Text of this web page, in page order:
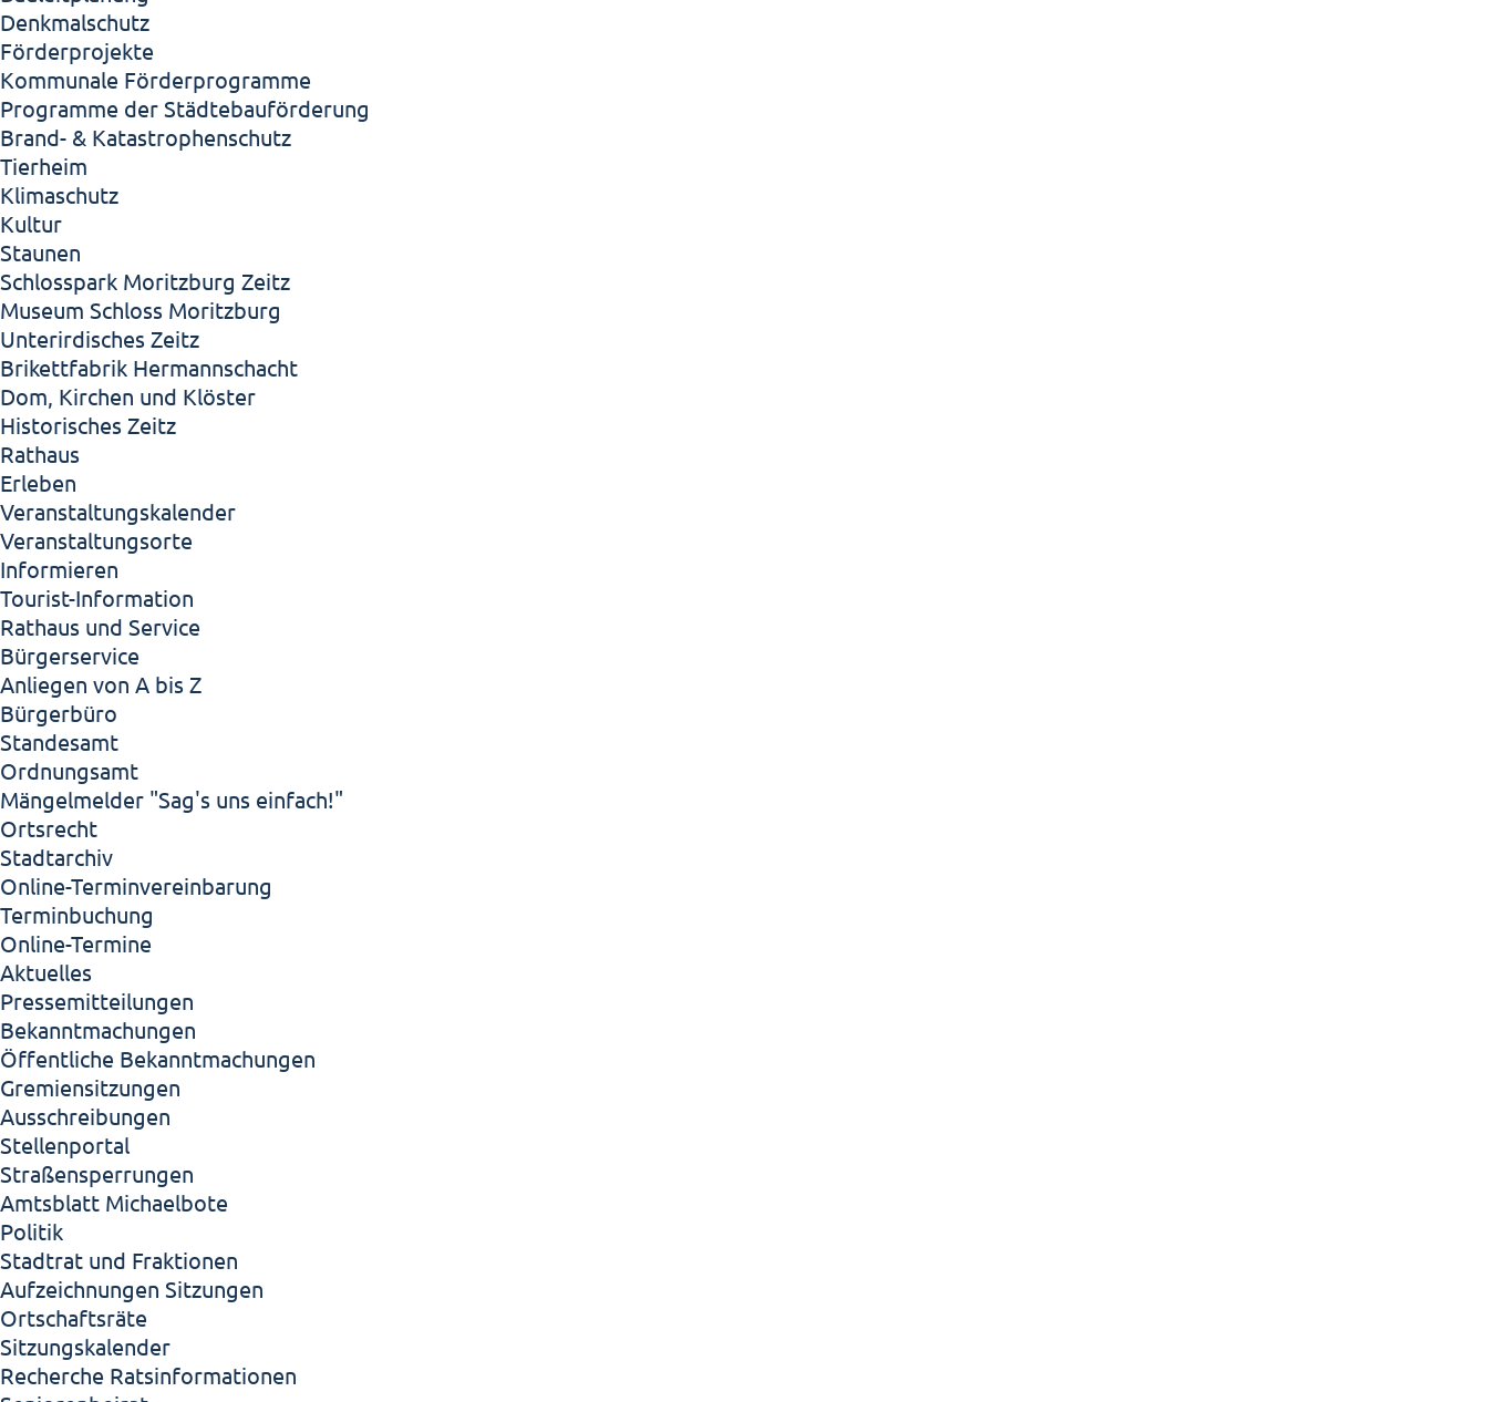
Denkmalschutz
Förderprojekte
Kommunale Förderprogramme
Programme der Städtebauförderung
Brand- & Katastrophenschutz
Tierheim
Klimaschutz
Kultur
Staunen
Schlosspark Moritzburg Zeitz
Museum Schloss Moritzburg
Unterirdisches Zeitz
Brikettfabrik Hermannschacht
Dom, Kirchen und Klöster
Historisches Zeitz
Rathaus
Erleben
Veranstaltungskalender
Veranstaltungsorte
Informieren
Tourist-Information
Rathaus und Service
Bürgerservice
Anliegen von A bis Z
Bürgerbüro
Standesamt
Ordnungsamt
Mängelmelder "Sag's uns einfach!"
Ortsrecht
Stadtarchiv
Online-Terminvereinbarung
Terminbuchung
Online-Termine
Aktuelles
Pressemitteilungen
Bekanntmachungen
Öffentliche Bekanntmachungen
Gremiensitzungen
Ausschreibungen
Stellenportal
Straßensperrungen
Amtsblatt Michaelbote
Politik
Stadtrat und Fraktionen
Aufzeichnungen Sitzungen
Ortschaftsräte
Sitzungskalender
Recherche Ratsinformationen